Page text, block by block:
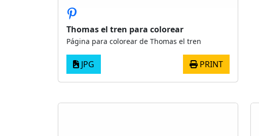
Thomas el tren para colorear
Página para colorear de Thomas el tren
JPG PRINT